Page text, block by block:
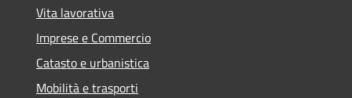
Vita lavorativa
Imprese e Commercio
Catasto e urbanistica
Mobilità e trasporti